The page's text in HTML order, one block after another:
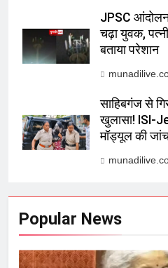
JPSC आंदोलन
चढ़ा युवक,
बताया परेशान
साहिबगंज से
खुलासा! ISI-
मॉड्यूल की
Popular News